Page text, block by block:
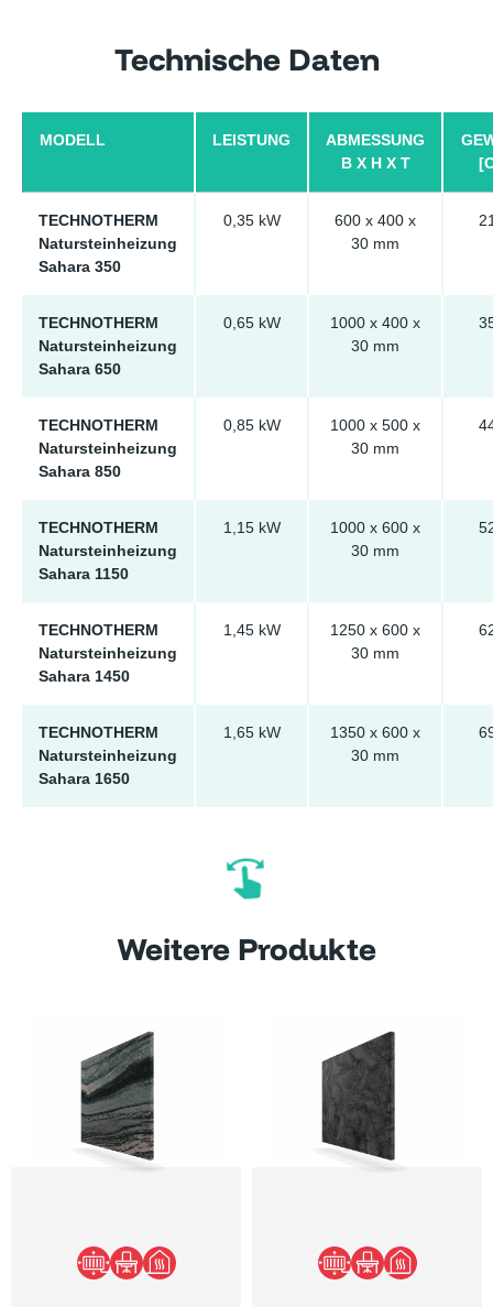
Technische Daten
MODELL LEISTUNG
ABMESSUNG
B X H X T
TECHNOTHERM
Natursteinheizung
Sahara 350
0,35 kW
600 x 400 x
30 mm
TECHNOTHERM
Natursteinheizung
Sahara 650
0,65 kW
1000 x 400 x
30 mm
TECHNOTHERM
Natursteinheizung
Sahara 850
0,85 kW
1000 x 500 x
30 mm
TECHNOTHERM
Natursteinheizung
Sahara 1150
1,15 kW
1000 x 600 x
30 mm
TECHNOTHERM
Natursteinheizung
Sahara 1450
1,45 kW
1250 x 600 x
30 mm
TECHNOTHERM
Natursteinheizung
Sahara 1650
1,65 kW
1350 x 600 x
30 mm
Weitere Produkte